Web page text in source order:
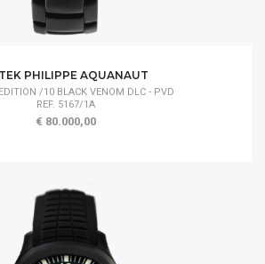
PHILIPPE AQUANAUT
/10 BLACK VENOM DLC - PVD
REF. 5167/1A
€ 80.000,00